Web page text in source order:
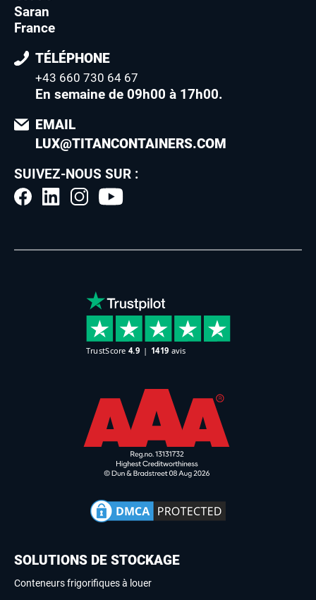
Saran
France
TÉLÉPHONE
+43 660 730 64 67
En semaine de 09h00 à 17h00.
EMAIL
LUX@TITANCONTAINERS.COM
SUIVEZ-NOUS SUR :
SOLUTIONS DE STOCKAGE
Conteneurs frigorifiques à louer